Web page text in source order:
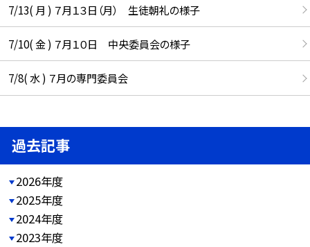
7/13( 月 ) ７月１３日（月） 生徒朝礼の様子
7/10( 金 ) ７月１０日 中央委員会の様子
7/8( 水 ) ７月の専門委員会
過去記事
2026年度
2025年度
2024年度
2023年度